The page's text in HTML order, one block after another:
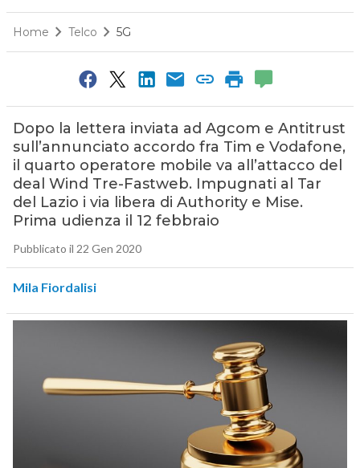
Home Telco 5G
Dopo la lettera inviata ad Agcom e Antitrust
sull’annunciato accordo fra Tim e Vodafone,
il quarto operatore mobile va all’attacco del
deal Wind Tre-Fastweb. Impugnati al Tar
del Lazio i via libera di Authority e Mise.
Prima udienza il 12 febbraio
Pubblicato il 22 Gen 2020
Mila Fiordalisi